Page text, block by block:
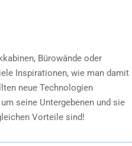
Bürowände oder
Inspirationen, wie man damit
neue Technologien
seine Untergebenen und sie
Vorteile sind!